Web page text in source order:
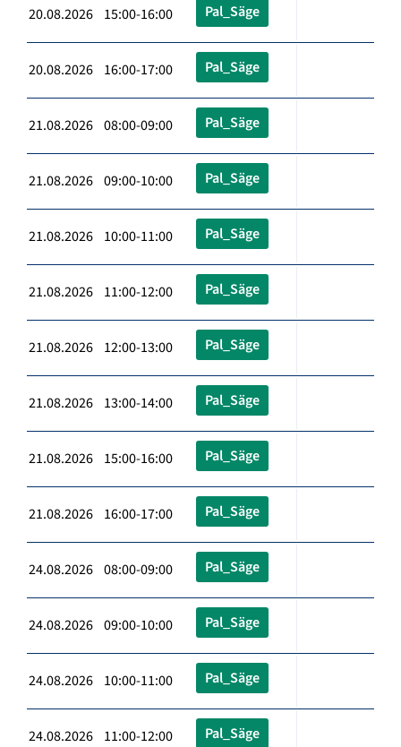
20.08.2026 15:00-16:00 Pal_Säge
20.08.2026 16:00-17:00 Pal_Säge
21.08.2026 08:00-09:00 Pal_Säge
21.08.2026 09:00-10:00 Pal_Säge
21.08.2026 10:00-11:00 Pal_Säge
21.08.2026 11:00-12:00 Pal_Säge
21.08.2026 12:00-13:00 Pal_Säge
21.08.2026 13:00-14:00 Pal_Säge
21.08.2026 15:00-16:00 Pal_Säge
21.08.2026 16:00-17:00 Pal_Säge
24.08.2026 08:00-09:00 Pal_Säge
24.08.2026 09:00-10:00 Pal_Säge
24.08.2026 10:00-11:00 Pal_Säge
24.08.2026 11:00-12:00 Pal_Säge